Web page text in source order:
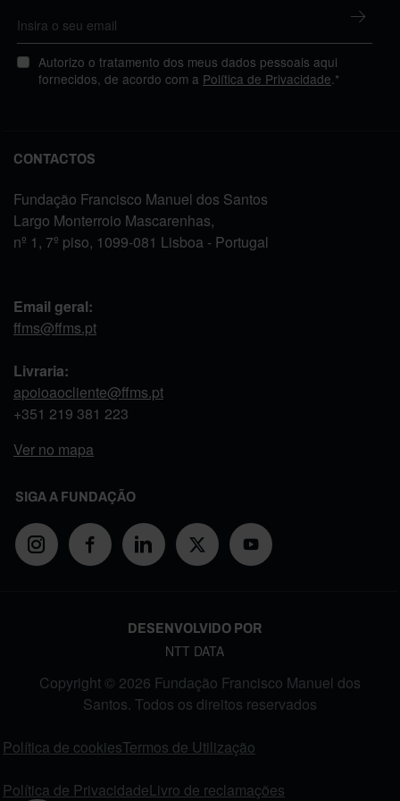
Autorizo o tratamento dos meus dados pessoais aqui
fornecidos, de acordo com a Política de Privacidade.*
CONTACTOS
Fundação Francisco Manuel dos Santos
Largo Monterroio Mascarenhas,
nº 1, 7º piso, 1099-081 Lisboa - Portugal
Email geral:
ffms@ffms.pt
Livraria:
apoioaocliente@ffms.pt
+351 219 381 223
Ver no mapa
SIGA A FUNDAÇÃO
DESENVOLVIDO POR
NTT DATA
Copyright © 2026 Fundação Francisco Manuel dos
Santos. Todos os direitos reservados
Política de cookiesTermos de Utilização
Política de PrivacidadeLivro de reclamações